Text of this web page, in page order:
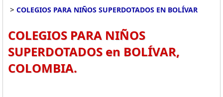
> COLEGIOS PARA NIÑOS SUPERDOTADOS EN BOLÍVAR
COLEGIOS PARA NIÑOS
SUPERDOTADOS en BOLÍVAR,
COLOMBIA.